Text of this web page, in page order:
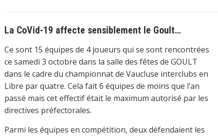
La CoVid-19 affecte sensiblement le Goult…
Ce sont 15 équipes de 4 joueurs qui se sont rencontrées
ce samedi 3 octobre dans la salle des fêtes de GOULT
dans le cadre du championnat de Vaucluse interclubs en
Libre par quatre. Cela fait 6 équipes de moins que l’an
passé mais cet effectif était le maximum autorisé par les
directives préfectorales.
Parmi les équipes en compétition, deux défendaient les